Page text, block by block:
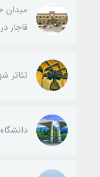
میدان
قاجار
تئاتر